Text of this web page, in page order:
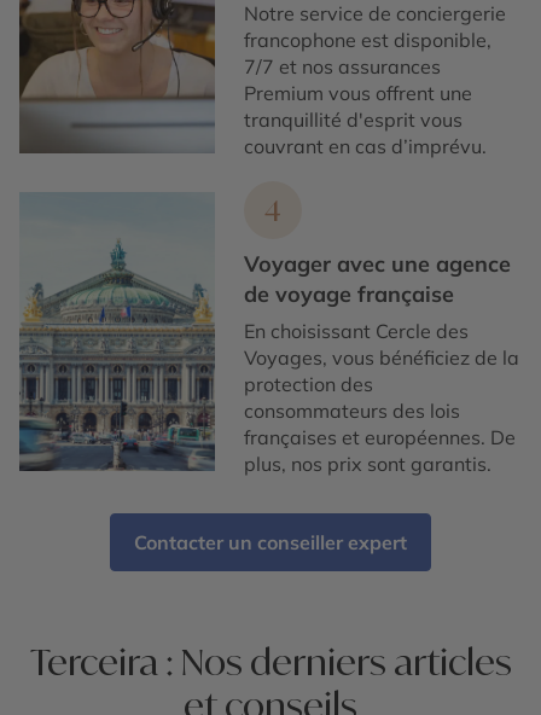
Notre service de conciergerie
francophone est disponible,
7/7 et nos assurances
Premium vous offrent une
tranquillité d'esprit vous
couvrant en cas d’imprévu.
4
Voyager avec une agence
de voyage française
En choisissant Cercle des
Voyages, vous bénéficiez de la
protection des
consommateurs des lois
françaises et européennes. De
plus, nos prix sont garantis.
Contacter un conseiller expert
Terceira : Nos derniers articles
et conseils